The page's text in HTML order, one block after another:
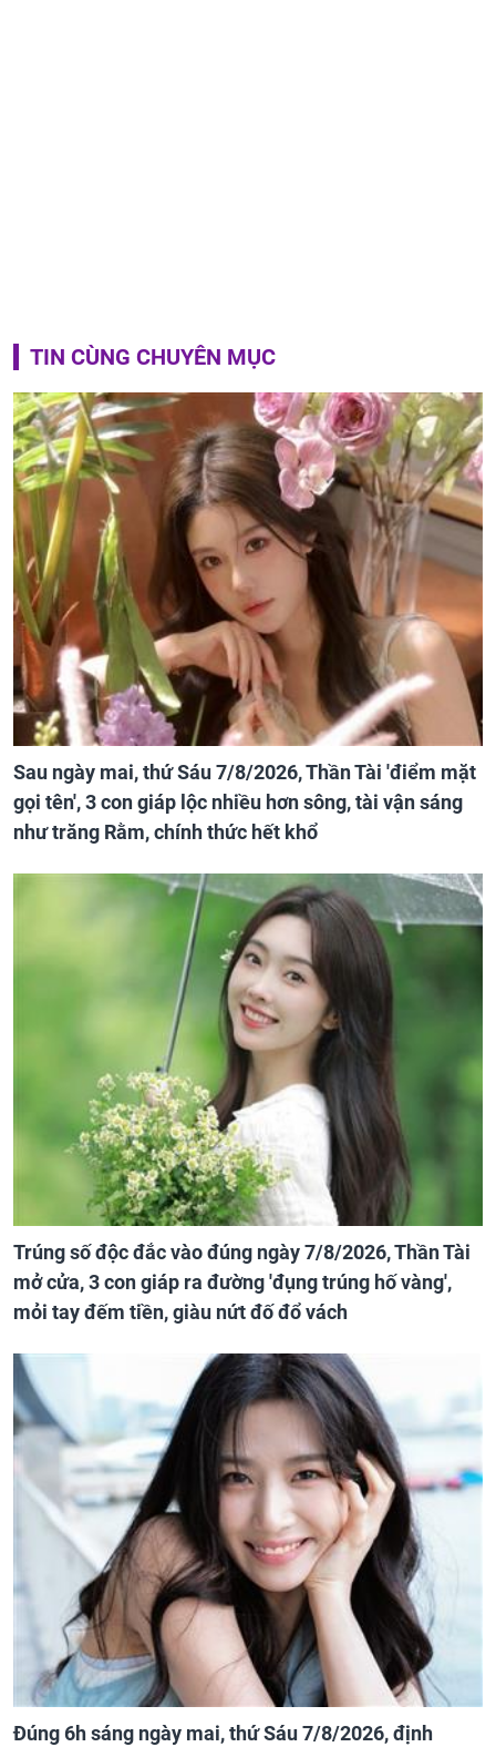
TIN CÙNG CHUYÊN MỤC
Sau ngày mai, thứ Sáu 7/8/2026, Thần Tài 'điểm mặt
gọi tên', 3 con giáp lộc nhiều hơn sông, tài vận sáng
như trăng Rằm, chính thức hết khổ
Trúng số độc đắc vào đúng ngày 7/8/2026, Thần Tài
mở cửa, 3 con giáp ra đường 'đụng trúng hố vàng',
mỏi tay đếm tiền, giàu nứt đố đổ vách
Đúng 6h sáng ngày mai, thứ Sáu 7/8/2026, định